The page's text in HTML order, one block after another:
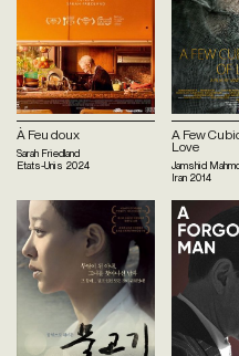
À Feu doux
Sarah Friedland
Etats-Unis 2024
A Few
Love
Jamshid
Iran 2014